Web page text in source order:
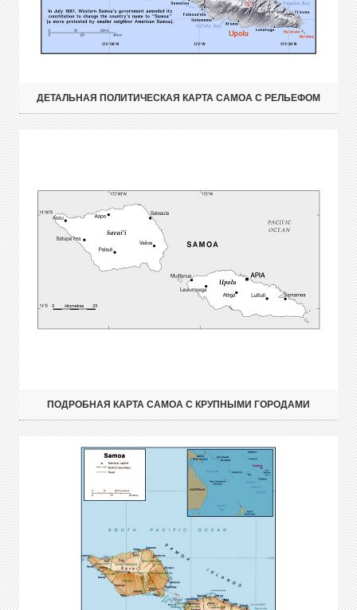
ДЕТАЛЬНАЯ ПОЛИТИЧЕСКАЯ КАРТА САМОА С РЕЛЬЕФОМ
ПОДРОБНАЯ КАРТА САМОА С КРУПНЫМИ ГОРОДАМИ